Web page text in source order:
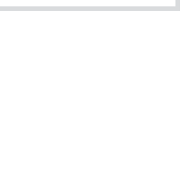
きれいに見える外･･･